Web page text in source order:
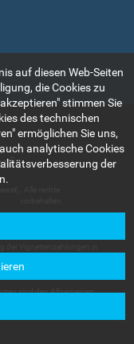
und Angaben
Bekanntmachen mit dem
im Zusammenhang
sind den Allgemeinen
auf diesen Web-Seiten
die Cookies zu
stimmen Sie
des technischen
ermöglichen Sie uns,
analytische Cookies
der